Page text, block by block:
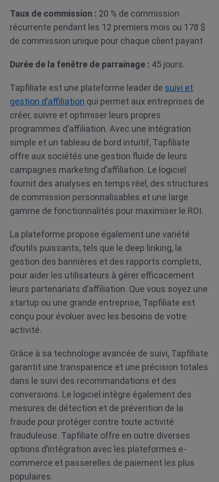
Taux de commission : 20 % de commission
récurrente pendant les 12 premiers mois ou 178 $
de commission unique pour chaque client payant
Durée de la fenêtre de parrainage : 45 jours.
Tapfiliate est une plateforme leader de suivi et
gestion d’affiliation qui permet aux entreprises de
créer, suivre et optimiser leurs propres
programmes d’affiliation. Avec une intégration
simple et un tableau de bord intuitif, Tapfiliate
offre aux sociétés une gestion fluide de leurs
campagnes marketing d’affiliation. Le logiciel
fournit des analyses en temps réel, des structures
de commission personnalisables et une large
gamme de fonctionnalités pour maximiser le ROI.
La plateforme propose également une variété
d’outils puissants, tels que le deep linking, la
gestion des bannières et des rapports complets,
pour aider les utilisateurs à gérer efficacement
leurs partenariats d’affiliation. Que vous soyez une
startup ou une grande entreprise, Tapfiliate est
conçu pour évoluer avec les besoins de votre
activité.
Grâce à sa technologie avancée de suivi, Tapfiliate
garantit une transparence et une précision totales
dans le suivi des recommandations et des
conversions. Le logiciel intègre également des
mesures de détection et de prévention de la
fraude pour protéger contre toute activité
frauduleuse. Tapfiliate offre en outre diverses
options d’intégration avec les plateformes e-
commerce et passerelles de paiement les plus
populaires.